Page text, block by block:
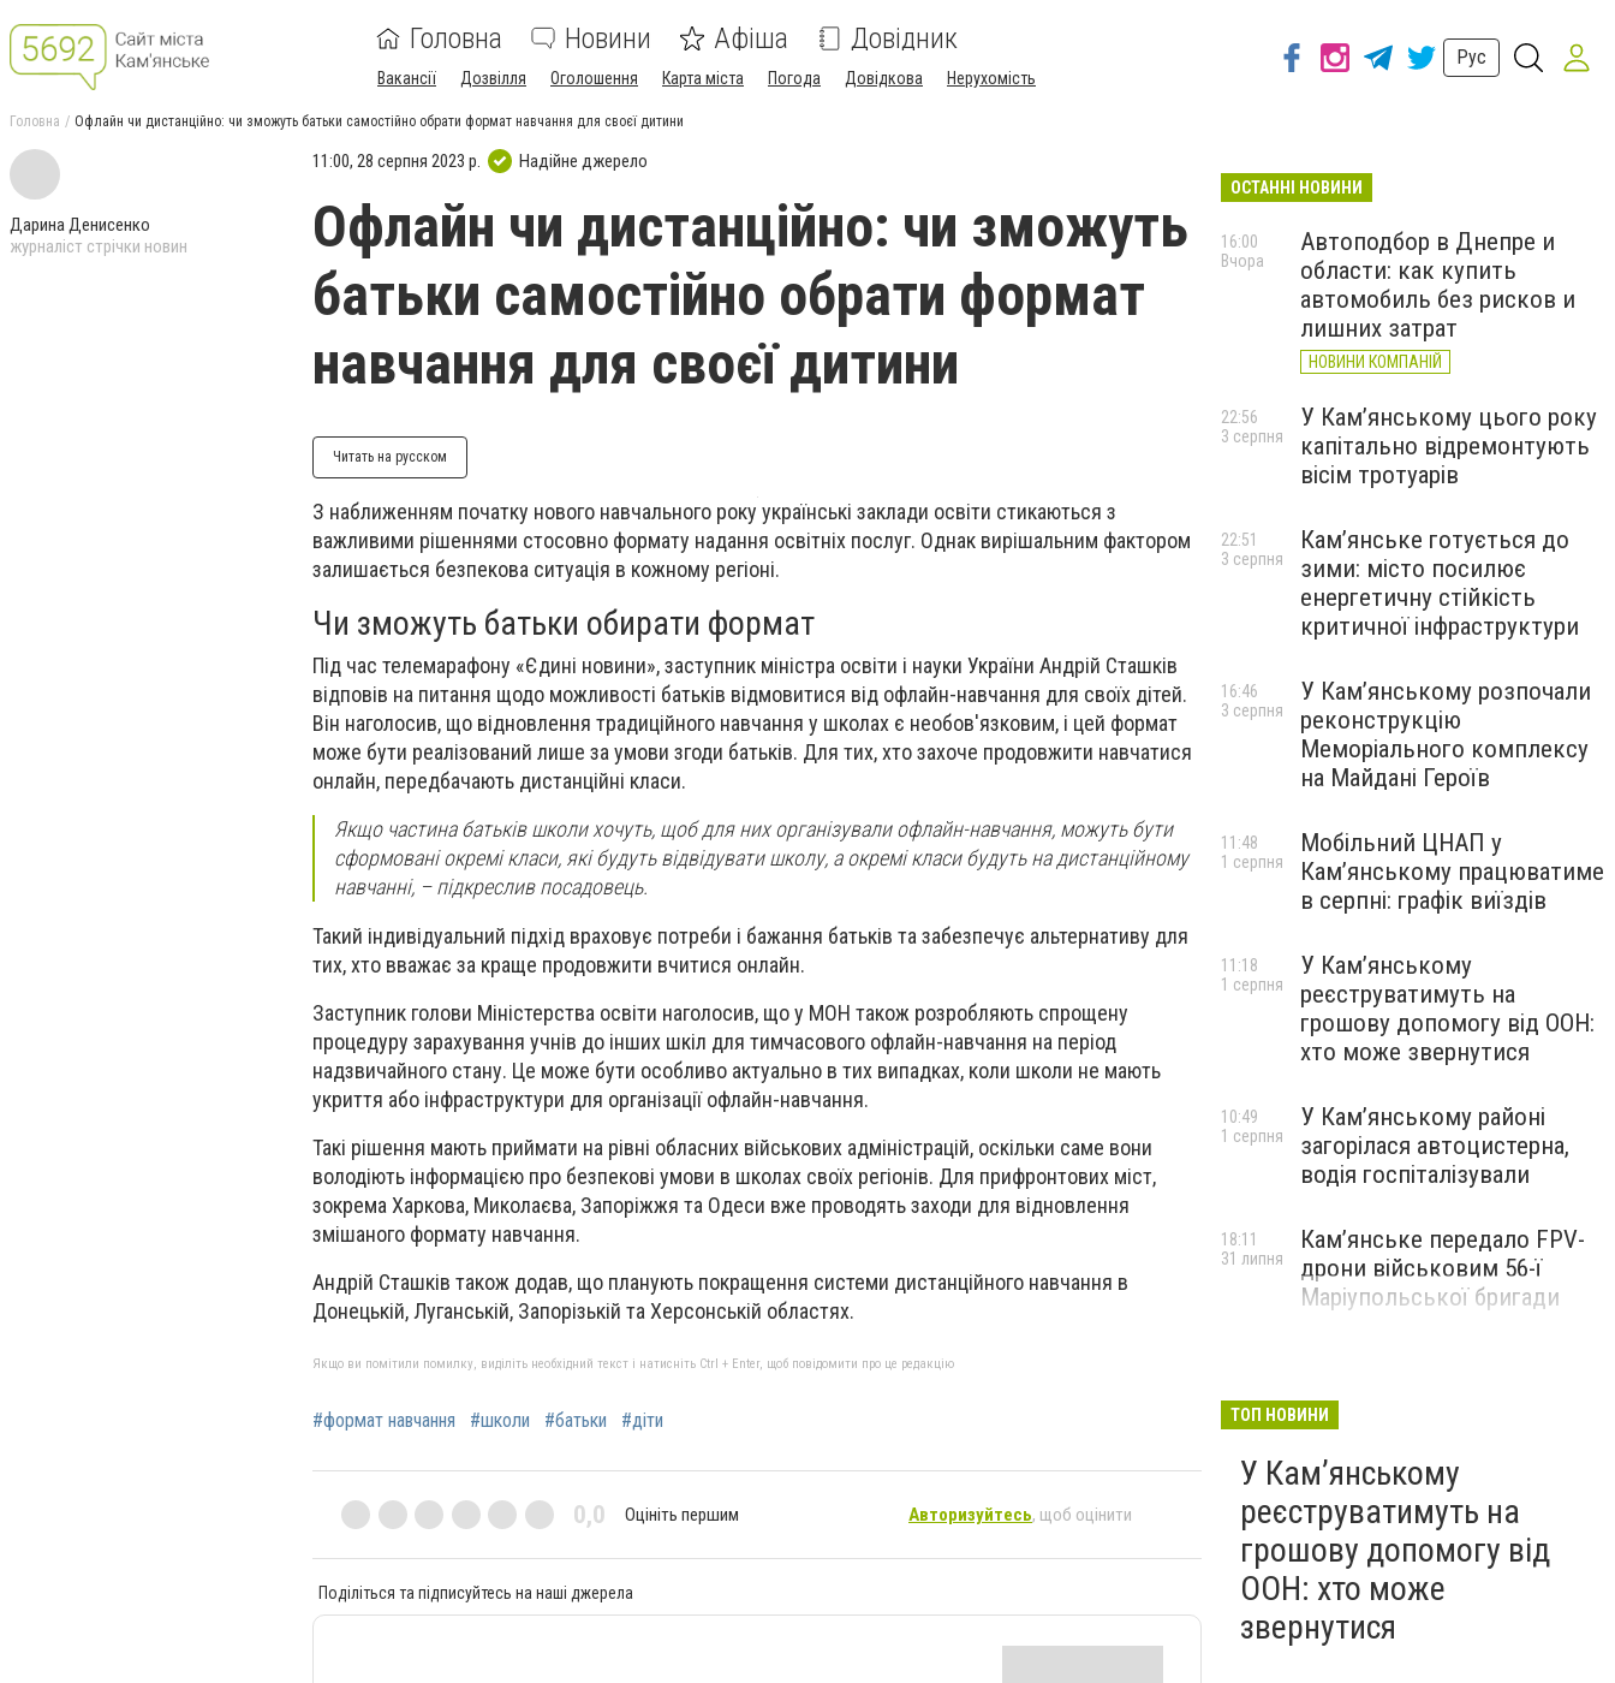
Головна Новини Афіша Довідник
Вакансії Дозвілля Оголошення Карта міста Погода Довідкова Нерухомість
Рус
Головна Офлайн чи дистанційно: чи зможуть батьки самостійно обрати формат навчання для своєї дитини
Дарина Денисенко
журналіст стрічки новин
11:00, 28 серпня 2023 р. Надійне джерело
Офлайн чи дистанційно: чи зможуть
батьки самостійно обрати формат
навчання для своєї дитини
Читать на русском
З наближенням початку нового навчального року українські заклади освіти стикаються з
важливими рішеннями стосовно формату надання освітніх послуг. Однак вирішальним фактором
залишається безпекова ситуація в кожному регіоні.
Чи зможуть батьки обирати формат
Під час телемарафону «Єдині новини», заступник міністра освіти і науки України Андрій Сташків
відповів на питання щодо можливості батьків відмовитися від офлайн-навчання для своїх дітей.
Він наголосив, що відновлення традиційного навчання у школах є необов'язковим, і цей формат
може бути реалізований лише за умови згоди батьків. Для тих, хто захоче продовжити навчатися
онлайн, передбачають дистанційні класи.
Якщо частина батьків школи хочуть, щоб для них організували офлайн-навчання, можуть бути
сформовані окремі класи, які будуть відвідувати школу, а окремі класи будуть на дистанційному
навчанні, – підкреслив посадовець.
Такий індивідуальний підхід враховує потреби і бажання батьків та забезпечує альтернативу для
тих, хто вважає за краще продовжити вчитися онлайн.
Заступник голови Міністерства освіти наголосив, що у МОН також розробляють спрощену
процедуру зарахування учнів до інших шкіл для тимчасового офлайн-навчання на період
надзвичайного стану. Це може бути особливо актуально в тих випадках, коли школи не мають
укриття або інфраструктури для організації офлайн-навчання.
Такі рішення мають приймати на рівні обласних військових адміністрацій, оскільки саме вони
володіють інформацією про безпекові умови в школах своїх регіонів. Для прифронтових міст,
зокрема Харкова, Миколаєва, Запоріжжя та Одеси вже проводять заходи для відновлення
змішаного формату навчання.
Андрій Сташків також додав, що планують покращення системи дистанційного навчання в
Донецькій, Луганській, Запорізькій та Херсонській областях.
Якщо ви помітили помилку, виділіть необхідний текст і натисніть Ctrl + Enter, щоб повідомити про це редакцію
#формат навчання #школи #батьки #діти
0,0 Оцініть першим Авторизуйтесь, щоб оцінити
Поділіться та підписуйтесь на наші джерела
ОСТАННІ НОВИНИ
Автоподбор в Днепре и
области: как купить
автомобиль без рисков и
лишних затрат
НОВИНИ КОМПАНІЙ
16:00
Вчора
У Кам’янському цього року
капітально відремонтують
вісім тротуарів
22:56
3 серпня
Кам’янське готується до
зими: місто посилює
енергетичну стійкість
критичної інфраструктури
22:51
3 серпня
У Кам’янському розпочали
реконструкцію
Меморіального комплексу
на Майдані Героїв
16:46
3 серпня
Мобільний ЦНАП у
Кам’янському працюватиме
в серпні: графік виїздів
11:48
1 серпня
У Кам’янському
реєструватимуть на
грошову допомогу від ООН:
хто може звернутися
11:18
1 серпня
У Кам’янському районі
загорілася автоцистерна,
водія госпіталізували
10:49
1 серпня
Кам’янське передало FPV-
дрони військовим 56-ї
Маріупольської бригади
18:11
31 липня
ТОП НОВИНИ
У Кам’янському
реєструватимуть на
грошову допомогу від
ООН: хто може
звернутися